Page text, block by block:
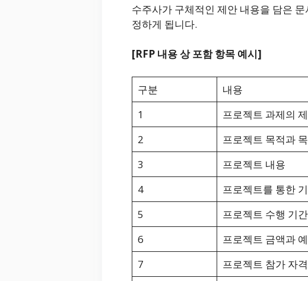
수주사가 구체적인 제안 내용을 담은
정하게 됩니다.
[RFP 내용 상 포함 항목 예시]
구분
내용
1
프로젝트 과제의
2
프로젝트 목적과
3
프로젝트 내용
4
프로젝트를 통한
5
프로젝트 수행 기간
6
프로젝트 금액과
7
프로젝트 참가 자격